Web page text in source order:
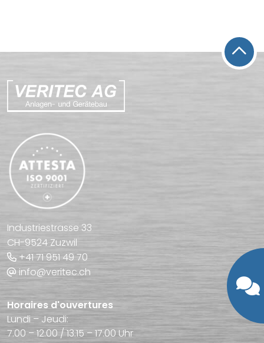
Industriestrasse 33
CH-9524 Zuzwil
+41 71 951 49 70
info@veritec.ch
Horaires d'ouvertures
Lundi – Jeudi:
7.00 – 12.00 / 13.15 – 17.00 Uhr